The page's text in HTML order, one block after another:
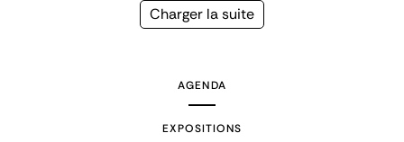
Page
Charger la suite
AGENDA
EXPOSITIONS